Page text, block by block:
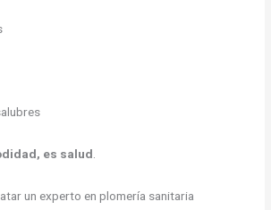
es salud
un experto en plomería sanitaria